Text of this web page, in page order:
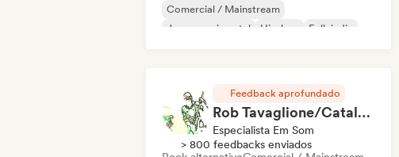
Comercial / Mainstream
Jazz experimental
Hip-hop
Folk indie
Feedback aprofundado
Rob Tavaglione/Catalyst Recording
Especialista Em Som
> 800 feedbacks enviados